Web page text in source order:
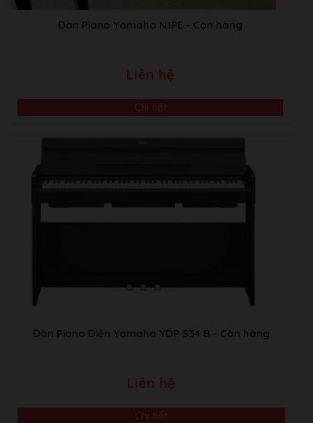
ABM music Building:Thôn TRẠI GẦN , xã SƠN ĐỒNG,
Huyện Hoài Đức, Hà Nội.
Kho Piano tại Japan:Sakaebashi, Sakai-Shi, Osaka, Nhật
Đàn Piano Yamaha N1PE - Còn hàng
Liên hệ
Chi tiết
Đàn Piano Điện Yamaha YDP S34 B - Còn hàng
Liên hệ
Chi tiết